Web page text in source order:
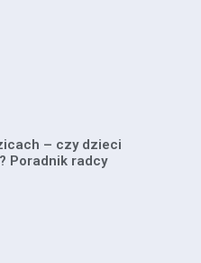
– czy dzieci
Poradnik radcy